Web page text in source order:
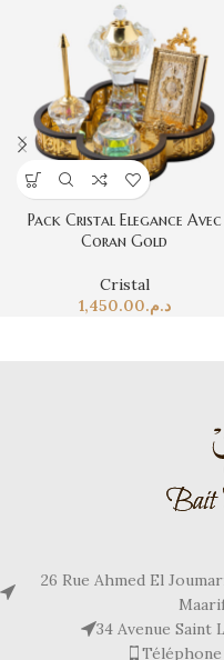
Pack Cristal Elegance Avec
Coran Gold
Cristal
د.م.1,450.00
26 Rue Ahmed El
34 Avenue Saint
Téléphone